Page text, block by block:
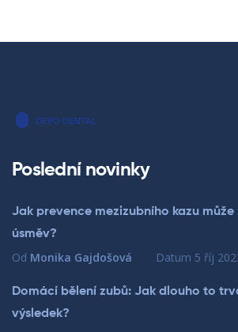
Poslední novinky
Jak prevence mezizubního kazu může
úsměv?
Od Monika Gajdošová Datum 5 říj
Domácí bělení zubů: Jak dlouho to
výsledek?